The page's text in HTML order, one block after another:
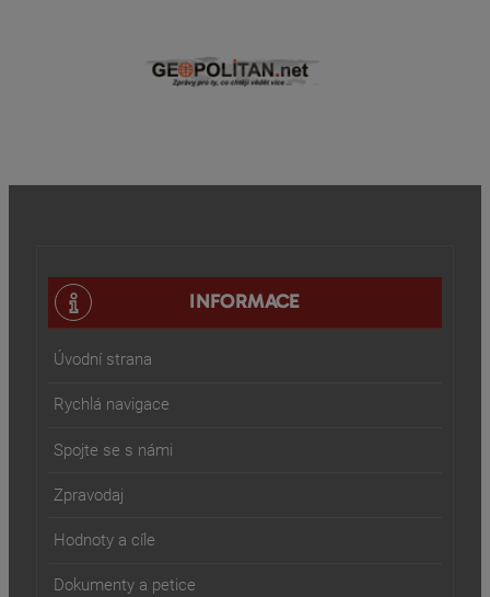
INFORMACE
Úvodní strana
Rychlá navigace
Spojte se s námi
Zpravodaj
Hodnoty a cíle
Dokumenty a petice